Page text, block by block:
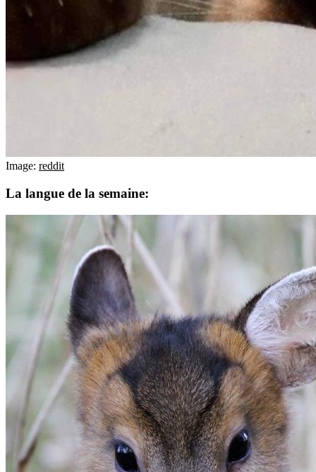
Image: reddit
La langue de la semaine: